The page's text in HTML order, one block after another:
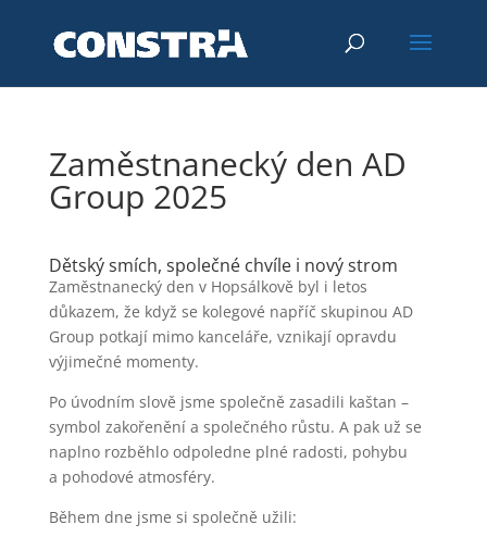
Zaměstnanecký den AD
Group 2025
Dětský smích, společné chvíle i nový strom
Zaměstnanecký den v Hopsálkově byl i letos
důkazem, že když se kolegové napříč skupinou AD
Group potkají mimo kanceláře, vznikají opravdu
výjimečné momenty.
Po úvodním slově jsme společně zasadili kaštan –
symbol zakořenění a společného růstu. A pak už se
naplno rozběhlo odpoledne plné radosti, pohybu
a pohodové atmosféry.
Během dne jsme si společně užili: